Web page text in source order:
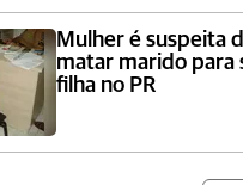
Mulher é suspeita
matar marido para
filha no PR